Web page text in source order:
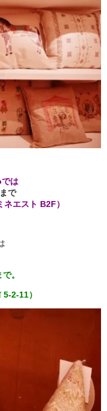
は
で
エスト B2F）
。
2-11）